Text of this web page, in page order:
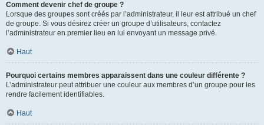
Comment devenir chef de groupe ?
Lorsque des groupes sont créés par l’administrateur, il leur est attribué un chef
de groupe. Si vous désirez créer un groupe d’utilisateurs, contactez
l’administrateur en premier lieu en lui envoyant un message privé.
Haut
Pourquoi certains membres apparaissent dans une couleur différente ?
L’administrateur peut attribuer une couleur aux membres d’un groupe pour les
rendre facilement identifiables.
Haut